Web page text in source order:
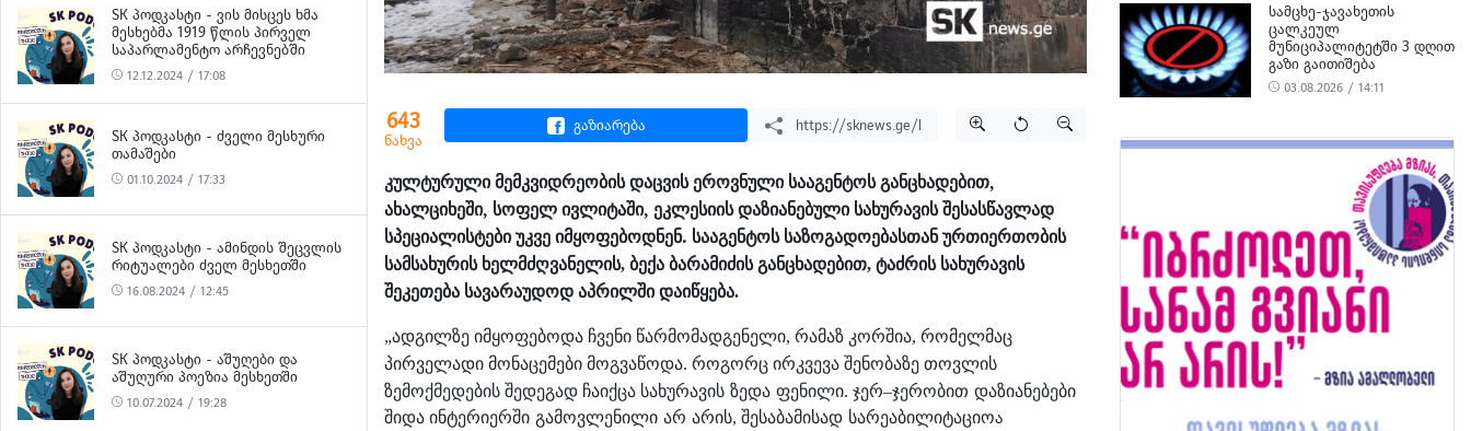
SK ᲞᲝᲓᲙᲐᲡᲢᲘ - ᲕᲘᲡ ᲛᲘᲡᲪᲔᲡ ᲮᲛᲐ
ᲛᲔᲡᲮᲔᲑᲛᲐ 1919 ᲬᲚᲘᲡ ᲞᲘᲠᲕᲔᲚ
ᲡᲐᲞᲐᲠᲚᲐᲛᲔᲜᲢᲝ ᲐᲠᲩᲔᲕᲜᲔᲑᲨᲘ
12.12.2024 / 17:08
SK ᲞᲝᲓᲙᲐᲡᲢᲘ - ᲫᲕᲔᲚᲘ ᲛᲔᲡᲮᲣᲠᲘ
ᲗᲐᲛᲐᲨᲔᲑᲘ
01.10.2024 / 17:33
SK ᲞᲝᲓᲙᲐᲡᲢᲘ - ᲐᲛᲘᲜᲓᲘᲡ ᲨᲔᲪᲕᲚᲘᲡ
ᲠᲘᲢᲣᲐᲚᲔᲑᲘ ᲫᲕᲔᲚ ᲛᲔᲡᲮᲔᲗᲨᲘ
16.08.2024 / 12:45
SK ᲞᲝᲓᲙᲐᲡᲢᲘ - ᲐᲨᲣᲦᲔᲑᲘ ᲓᲐ
ᲐᲨᲣᲦᲣᲠᲘ ᲞᲝᲔᲖᲘᲐ ᲛᲔᲡᲮᲔᲗᲨᲘ
10.07.2024 / 19:28
643
ნახვა
გაზიარება
კულტურული მემკვიდრეობის დაცვის ეროვნული სააგენტოს განცხადებით,
ახალციხეში, სოფელ ივლიტაში, ეკლესიის დაზიანებული სახურავის შესასწავლად
სპეციალისტები უკვე იმყოფებოდნენ. სააგენტოს საზოგადოებასთანურთიერთობის
სამსახურის ხელმძღვანელის, ბექაბარამიძისგანცხადებით, ტაძრის სახურავის
შეკეთება სავარაუდოდაპრილშიდაიწყება.
„ადგილზეიმყოფებოდა ჩვენი წარმომადგენელი, რამაზ კორშია, რომელმაც
პირველადიმონაცემებიმოგვაწოდა. როგორცირკვევაშენობაზეთოვლის
ზემოქმედებისშედეგად ჩაიქცა სახურავის ზედა ფენილი. ჯერ–ჯერობით დაზიანებები
შიდა ინტერიერში გამოვლენილი არ არის, შესაბამისად სარეაბილიტაციოა
ᲡᲐᲛᲪᲮᲔ-ᲯᲐᲕᲐᲮᲔᲗᲘᲡ
ᲪᲐᲚᲙᲔᲣᲚ
ᲛᲣᲜᲘᲪᲘᲞᲐᲚᲘᲢᲔᲢᲨᲘ 3 ᲓᲦᲘᲗ
ᲒᲐᲖᲘ ᲒᲐᲘᲗᲘᲨᲔᲑᲐ
03.08.2026 / 14:11